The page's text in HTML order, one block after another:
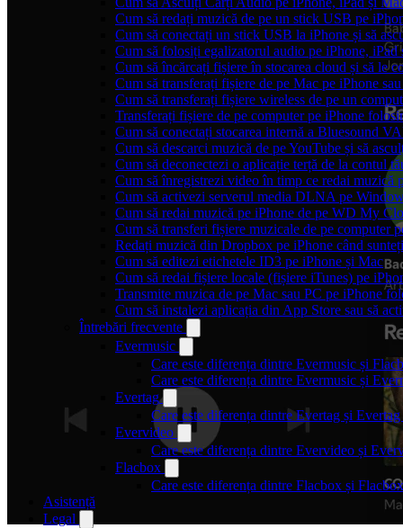
Cum să redați muzică de pe un stick USB pe
Cum să conectați un stick USB la iPhone și să
Cum să folosiți egalizatorul audio pe iPhone,
Cum să încărcați fișiere în stocarea cloud și să le
Cum să transferați fișiere de pe Mac pe iPhone
Cum să transferați fișiere wireless de pe un
Transferați fișiere de pe computer pe iPhone
Cum să conectați stocarea internă a Bluesound
Cum să descarci muzică de pe YouTube și să
Cum să deconectezi o aplicație terță de la contul
Cum să înregistrezi video în timp ce redai muzică
Cum să activezi serverul media DLNA pe
Cum să redai muzică pe iPhone de pe WD My
Cum să transferi fișiere muzicale de pe computer
Redați muzică din Dropbox pe iPhone când
Cum să editezi etichetele ID3 pe iPhone și Mac
Cum să redai fișiere locale (fișiere iTunes) pe
Transmite muzica de pe Mac sau PC pe iPhone
Cum să instalezi aplicația din App Store sau să
Întrebări frecvente
Evermusic
Care este diferența dintre Evermusic și
Care este diferența dintre Evermusic și
Evertag
Care este diferența dintre Evertag și
Evervideo
Care este diferența dintre Evervideo și
Flacbox
Care este diferența dintre Flacbox și
Asistență
Legal